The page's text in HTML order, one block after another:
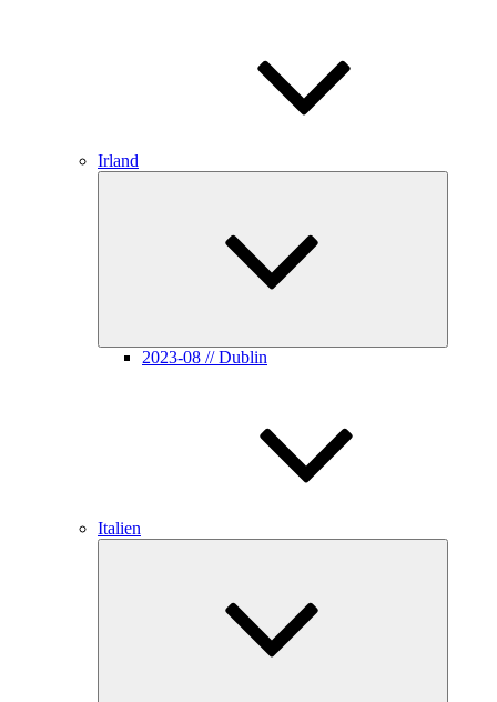
Irland
2023-08 // Dublin
Italien